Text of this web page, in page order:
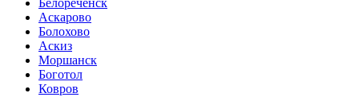
Белореченск
Аскарово
Болохово
Аскиз
Моршанск
Боготол
Ковров